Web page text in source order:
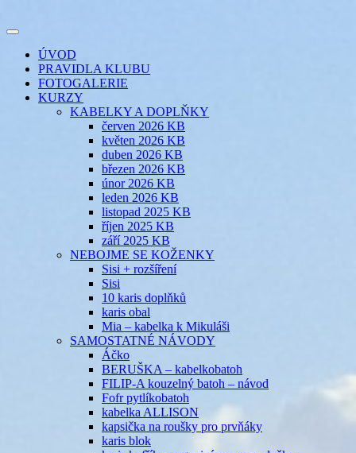
k
webuEVIKLUB
šicí klub
Toggle
navigation
ÚVOD
PRAVIDLA KLUBU
FOTOGALERIE
KURZY
KABELKY A DOPLŇKY
červen 2026 KB
květen 2026 KB
duben 2026 KB
březen 2026 KB
únor 2026 KB
leden 2026 KB
listopad 2025 KB
říjen 2025 KB
září 2025 KB
NEBOJME SE KOŽENKY
Sisi + rozšíření
Sisi
10 karis doplňků
karis obal
Mia – kabelka k Mikuláši
SAMOSTATNÉ NÁVODY
Áčko
BERUŠKA – kabelkobatoh
FILIP-A kouzelný batoh – návod
Fofr pytlíkobatoh
kabelka ALLISON
kapsička na roušky pro prvňáky
karis blok